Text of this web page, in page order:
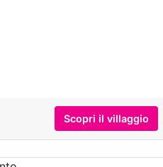
Scopri il villaggio